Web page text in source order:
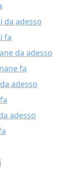
da adesso
fa
da adesso
fa
adesso
adesso